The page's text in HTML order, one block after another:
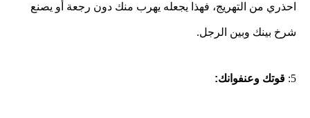
احذري من التهريج، فهذا يجعله يهرب منك دون رجعة أو يصنع
شرخ بينك وبين الرجل.
5: قوتك وعنفوانك: